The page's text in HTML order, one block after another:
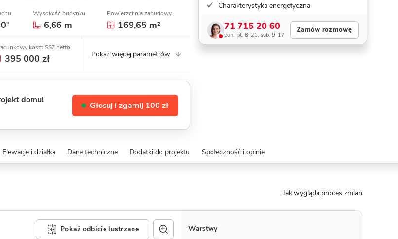
Wysokość budynku
6,66 m
Powierzchnia zabudowy
169,65 m²
koszt SSZ netto
395 000 zł Pokaż więcej parametrów
domu!
Głosuj i zgarnij 100 zł
Charakterystyka energetyczna
71 715 20 60
pon.-pt. 8-21, sob. 9-17
Zamów rozmowę
Elewacje i działka Dane techniczne Dodatki do projektu Społeczność i opinie
Jak wygląda proces zmian
Warstwy
Pokaż odbicie lustrzane